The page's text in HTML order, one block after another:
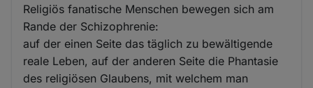
Religiös fanatische Menschen bewegen sich am
Rande der Schizophrenie:
auf der einen Seite das täglich zu bewältigende
reale Leben, auf der anderen Seite die Phantasie
des religiösen Glaubens, mit welchem man